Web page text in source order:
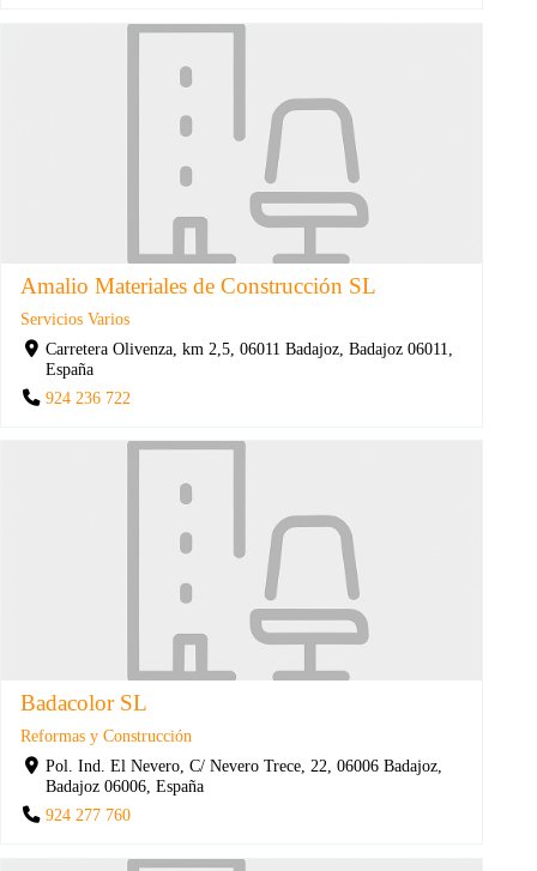
Amalio Materiales de Construcción SL
Servicios Varios
Carretera Olivenza, km 2,5, 06011 Badajoz, Badajoz 06011,
España
924 236 722
Badacolor SL
Reformas y Construcción
Pol. Ind. El Nevero, C/ Nevero Trece, 22, 06006 Badajoz,
Badajoz 06006, España
924 277 760